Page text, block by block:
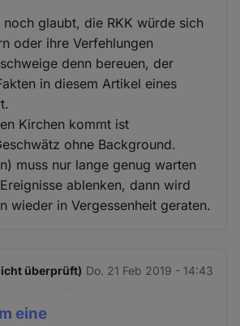
glaubt, die RKK würde sich
oder ihre Verfehlungen
denn bereuen, der
in diesem Artikel eines
Kirchen kommt ist
ohne Background.
muss nur lange genug warten
ablenken, dann wird
wieder in Vergessenheit geraten.
überprüft) Do. 21 Feb 2019 - 14:43
eine